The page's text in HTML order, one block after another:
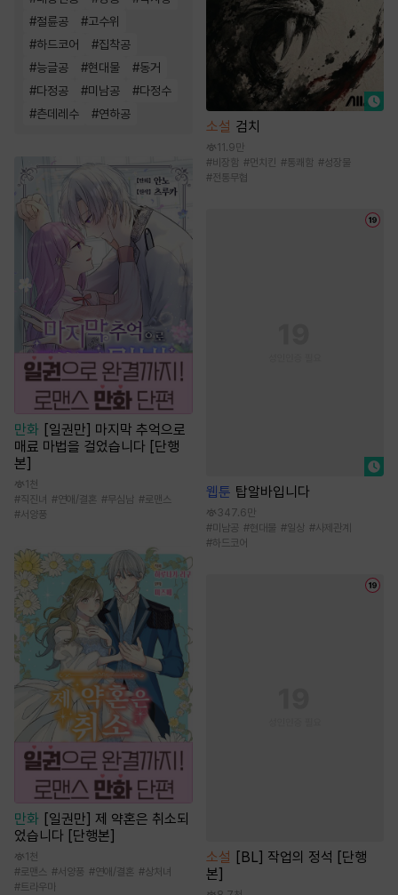
#절륜공 #고수위
#하드코어 #집착공
#능글공 #현대물 #동거
#다정공 #미남공 #다정수
#츤데레수 #연하공
만화 [일권만] 마지막 추억으로
매료 마법을 걸었습니다 [단행
본]
1천
#직진녀 #연애/결혼 #무심남 #로맨스
#서양풍
만화 [일권만] 제 약혼은 취소되
었습니다 [단행본]
1천
#로맨스 #서양풍 #연애/결혼 #상처녀
#트라우마
소설 검치
11.9만
#비장함 #먼치킨 #통쾌함 #성장물
#전통무협
웹툰 탑알바입니다
347.6만
#미남공 #현대물 #일상 #사제관계
#하드코어
소설 [BL] 작업의 정석 [단행
본]